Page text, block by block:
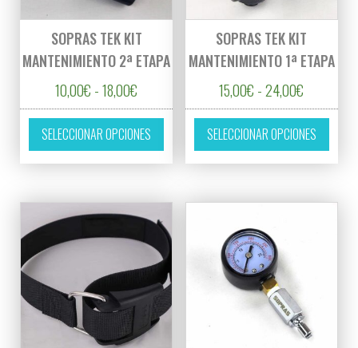
SOPRAS TEK KIT
MANTENIMIENTO 2ª ETAPA
10,00€ -18,00€ Rango de precios: desde 10,00€ hasta
SELECCIONAR OPCIONES
Este producto tiene múltiples variantes.
SOPRAS TEK KIT
MANTENIMIENTO 1ª ETAPA
15,00€ - 24,00€
SELECCIONAR OPCIONES
Este